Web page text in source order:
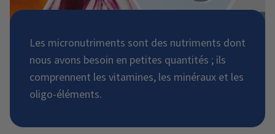
Les micronutriments sont des nutriments dont
nous avons besoin en petites quantités ; ils
comprennent les vitamines, les minéraux et les
oligo-éléments.